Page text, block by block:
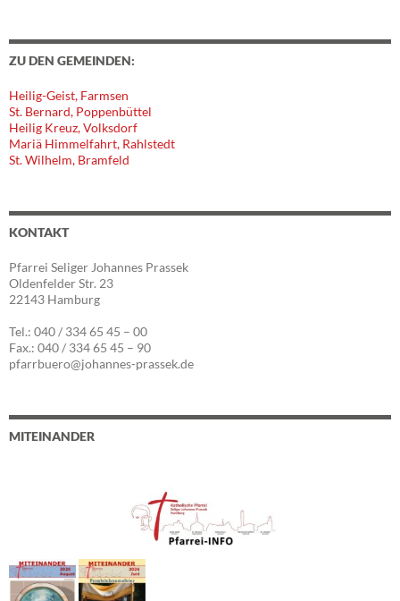
ZU DEN GEMEINDEN:
Heilig-Geist, Farmsen
St. Bernard, Poppenbüttel
Heilig Kreuz, Volksdorf
Mariä Himmelfahrt, Rahlstedt
St. Wilhelm, Bramfeld
KONTAKT
Pfarrei Seliger Johannes Prassek
Oldenfelder Str. 23
22143 Hamburg
Tel.: 040 / 334 65 45 – 00
Fax.: 040 / 334 65 45 – 90
pfarrbuero@johannes-prassek.de
MITEINANDER